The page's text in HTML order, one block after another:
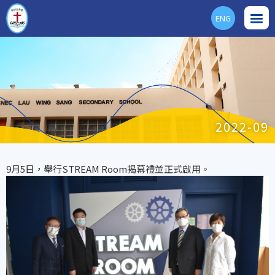
ENG
2022-09
9月5日，舉行STREAM Room揭幕禮並正式啟用。